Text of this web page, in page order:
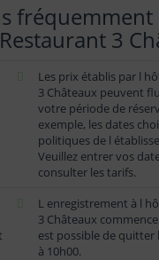
fréquemment
3
Les prix établis par l
3 Châteaux peuvent
votre période de
exemple, les dates
politiques de l
Veuillez entrer vos
consulter les tarifs.
L enregistrement à l
3 Châteaux
est possible de quitter
à 10h00.